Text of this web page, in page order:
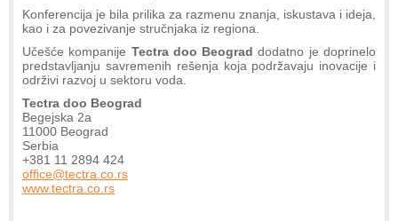
Konferencija je bila prilika za razmenu znanja, iskustava i ideja,
kao i za povezivanje stručnjaka iz regiona.
Učešće kompanije Tectra doo Beograd dodatno je doprinelo
predstavljanju savremenih rešenja koja podržavaju inovacije i
održivi razvoj u sektoru voda.
Tectra doo Beograd
Begejska 2a
11000 Beograd
Serbia
+381 11 2894 424
ofﬁce@tectra.co.rs
www.tectra.co.rs